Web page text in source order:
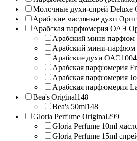
Молочные духи-спрей Deluxe
Арабские масляные духи
Арабская парфюмерия ОАЭ
Арабский мини парфюм
Арабский мини-парфюм
Арабские духи ОАЭ1004
Арабская парфюмерия
Арабская парфюмерия
Арабская парфюмерия
Bea's Original148
Bea's 50ml148
Gloria Perfume Original299
Gloria Perfume 10ml
Gloria Perfume 15ml